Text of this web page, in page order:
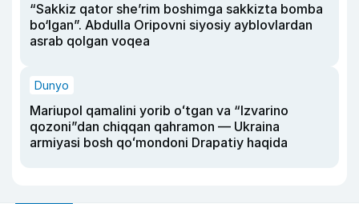
“Sakkiz qator she’rim boshimga sakkizta bomba
bo‘lgan”. Abdulla Oripovni siyosiy ayblovlardan
asrab qolgan voqea
Dunyo
Mariupol qamalini yorib oʻtgan va “Izvarino
qozoni”dan chiqqan qahramon — Ukraina
armiyasi bosh qoʻmondoni Drapatiy haqida